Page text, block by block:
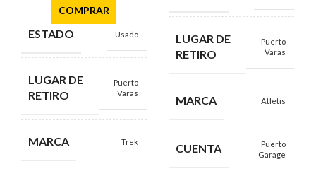
COMPRAR
ESTADO Usado
LUGAR DE
RETIRO
Puerto
Varas
MARCA Trek
LUGAR DE
RETIRO
Puerto
Varas
MARCA Atletis
CUENTA
Puerto
Garage